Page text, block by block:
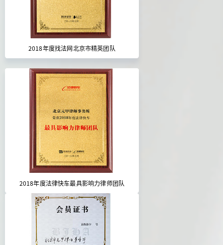
2018年度找法网北京市精英团队
2018年度法律快车最具影响力律师团队